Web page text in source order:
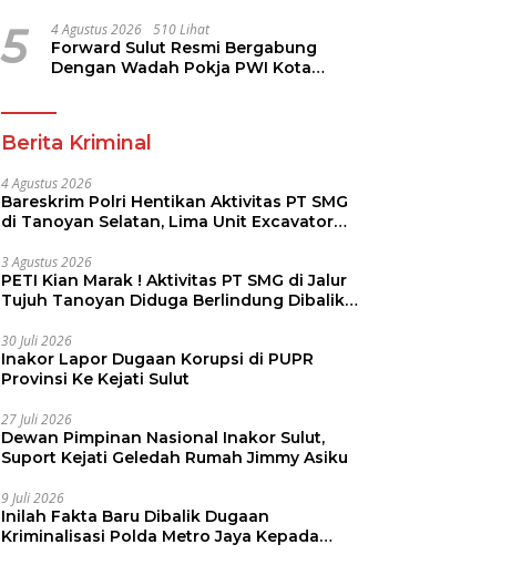
Dikmen Nasional 2026
5 4 Agustus 2026 510 Lihat
Forward Sulut Resmi Bergabung
Dengan Wadah Pokja PWI Kota
Berita Kriminal
4 Agustus 2026
Bareskrim Polri Hentikan Aktivitas PT SMG
di Tanoyan Selatan, Lima Unit Excavator
3 Agustus 2026
PETI Kian Marak ! Aktivitas PT SMG di Jalur
Tujuh Tanoyan Diduga Berlindung Dibalik
30 Juli 2026
Inakor Lapor Dugaan Korupsi di PUPR
Provinsi Ke Kejati Sulut
27 Juli 2026
Dewan Pimpinan Nasional Inakor Sulut,
Suport Kejati Geledah Rumah Jimmy Asiku
9 Juli 2026
Inilah Fakta Baru Dibalik Dugaan
Kriminalisasi Polda Metro Jaya Kepada